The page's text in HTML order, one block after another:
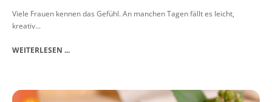
Viele Frauen kennen das Gefühl. An manchen Tagen fällt es leicht,
kreativ...
WEITERLESEN ...